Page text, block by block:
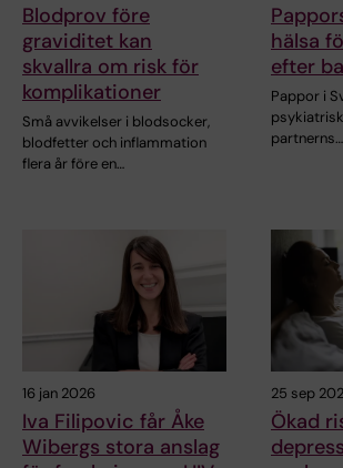
Blodprov före
graviditet kan
skvallra om risk för
komplikationer
Små avvikelser i blodsocker,
blodfetter och inflammation
flera år före en…
hälsa
efter
Pappor i
partnerns…
16 jan 2026
Iva Filipovic får Åke
Wibergs stora anslag
25 sep
Ökad